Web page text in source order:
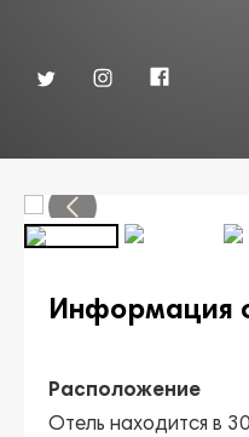
Информация
Расположение
Отель находится в